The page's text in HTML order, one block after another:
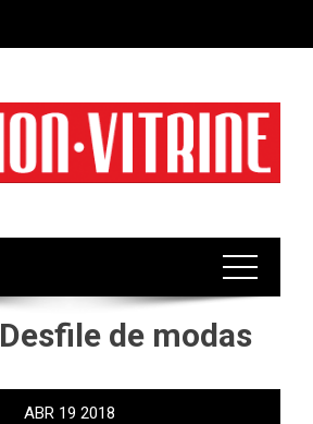
Desfile de modas
ABR 19 2018